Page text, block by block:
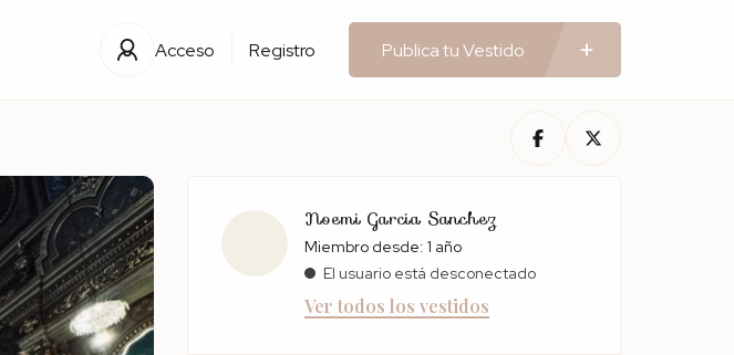
Acceso Registro Publica tu Vestido
Noemi Garcia Sanchez
Miembro desde: 1 año
El usuario está desconectado
Ver todos los vestidos